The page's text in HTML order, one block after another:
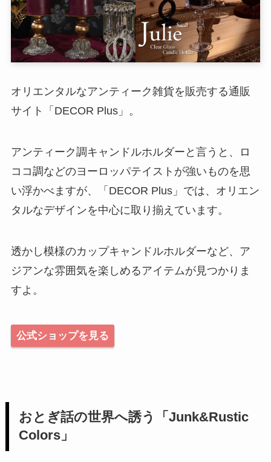
オリエンタルなアンティーク雑貨を販売する通販
サイト「DECOR Plus」。
アンティーク調キャンドルホルダーと言うと、ロ
ココ調などのヨーロッパテイストが強いものを思
い浮かべますが、「DECOR Plus」では、オリエン
タルなデザインを中心に取り揃えています。
透かし模様のカップキャンドルホルダーなど、ア
ジアンな雰囲気を楽しめるアイテムが見つかりま
すよ。
公式ショップを見る
おとぎ話の世界へ誘う「Junk&Rustic
Colors」